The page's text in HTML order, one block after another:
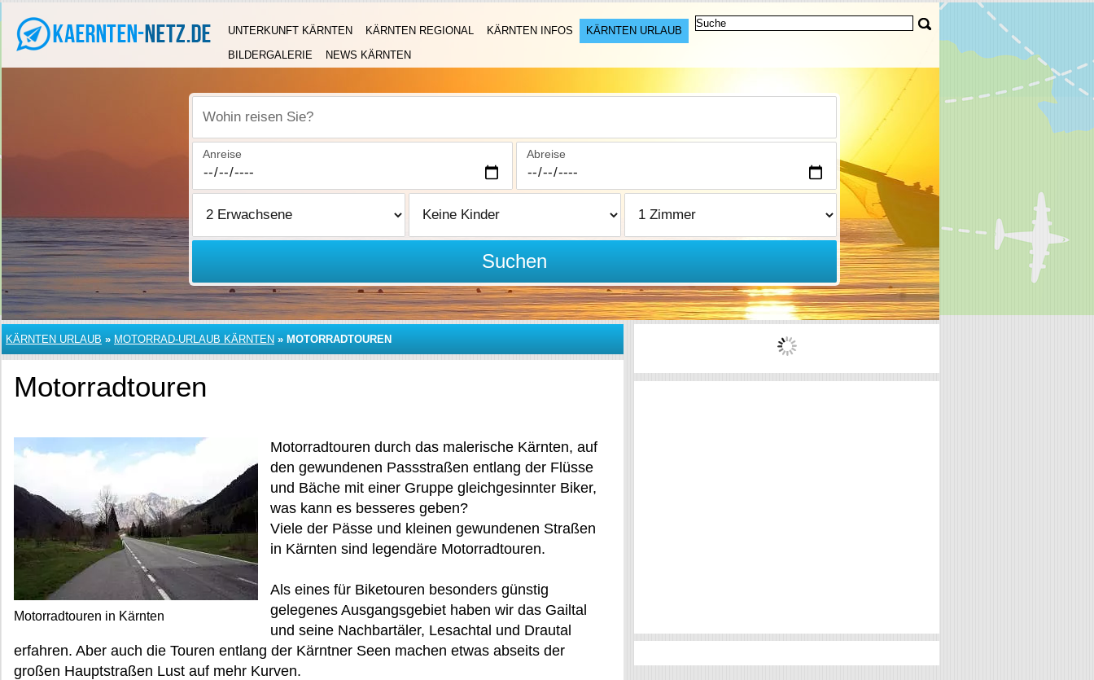
UNTERKUNFT KÄRNTEN KÄRNTEN REGIONAL KÄRNTEN INFOS
KÄRNTEN URLAUB
BILDERGALERIE
NEWS KÄRNTEN
Wohin reisen Sie?
Anreise Abreise
Suchen
KÄRNTEN URLAUB » MOTORRAD-URLAUB KÄRNTEN » MOTORRADTOUREN
Motorradtouren
Motorradtouren in Kärnten
Motorradtouren durch das malerische Kärnten, auf
den gewundenen Passstraßen entlang der Flüsse
und Bäche mit einer Gruppe gleichgesinnter Biker,
was kann es besseres geben?
Viele der Pässe und kleinen gewundenen Straßen
in Kärnten sind legendäre Motorradtouren.
Als eines für Biketouren besonders günstig
gelegenes Ausgangsgebiet haben wir das Gailtal
und seine Nachbartäler, Lesachtal und Drautal
erfahren. Aber auch die Touren entlang der Kärntner Seen machen etwas abseits der
großen Hauptstraßen Lust auf mehr Kurven.